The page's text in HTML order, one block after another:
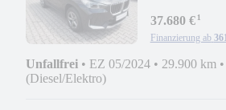
*Spo
37.680 €¹
Finanzierung ab
Unfallfrei • EZ 05/2024 • 29.900 km •
(Diesel/Elektro)